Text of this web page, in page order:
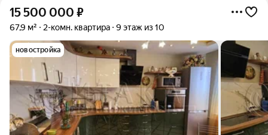
15 500 000 ₽
67,9 м² 2-комн. квартира 9 этаж из 10
новостройка